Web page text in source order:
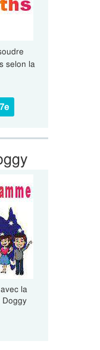
selon la
7e
la
Doggy